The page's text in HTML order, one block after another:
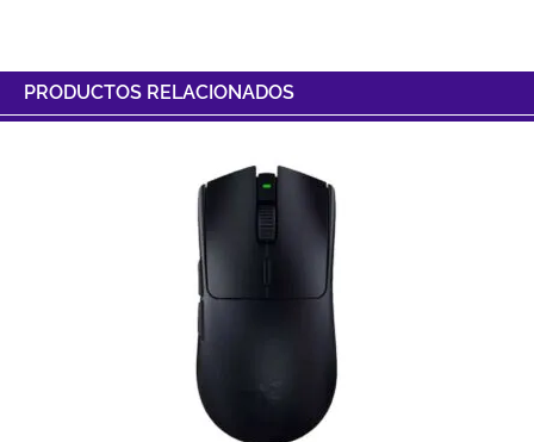
PRODUCTOS RELACIONADOS